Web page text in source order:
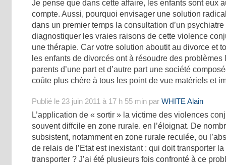
Je pense que dans cette affaire, les enfants sont eux
compte. Aussi, pourquoi envisager une solution
dans un premier temps la consultation d’un
diagnostiquer les vraies raisons de cette violence
une thérapie. Car votre solution aboutit au divorce et
les enfants de divorcés ont à résoudre des
parents d’une part et d’autre part une société
coûte plus chère à tous les point de vue matériels et
Publié le 23 juin 2011 à 17 h 55 min par WHITE Alain
L’application de « sortir » la victime des violences
souvent diffcile en zone rurale. en l’éloignat. De
subsistent, notamment en zone rurale reculée, ou
de relais de l’Etat est inexistant : qui doit transporter
transporter ? J’ai été plusieurs fois confronté à ce